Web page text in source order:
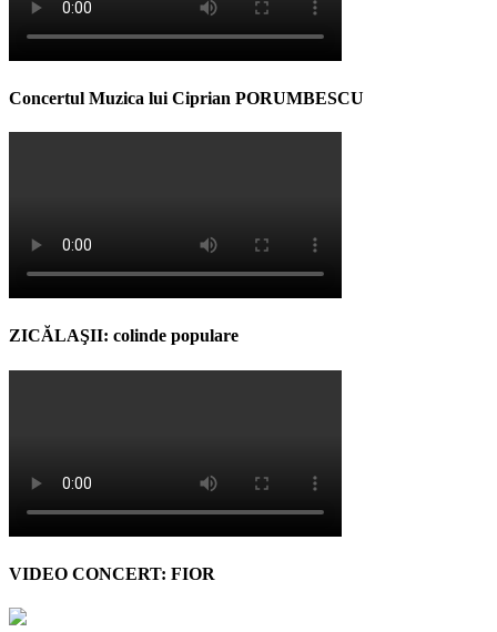
Concertul Muzica lui Ciprian PORUMBESCU
ZICĂLAŞII: colinde populare
VIDEO CONCERT: FIOR